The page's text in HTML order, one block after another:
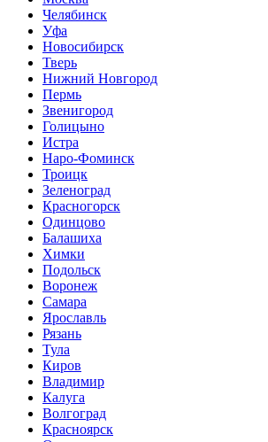
Челябинск
Уфа
Новосибирск
Тверь
Нижний Новгород
Пермь
Звенигород
Голицыно
Истра
Наро-Фоминск
Троицк
Зеленоград
Красногорск
Одинцово
Балашиха
Химки
Подольск
Воронеж
Самара
Ярославль
Рязань
Тула
Киров
Владимир
Калуга
Волгоград
Красноярск